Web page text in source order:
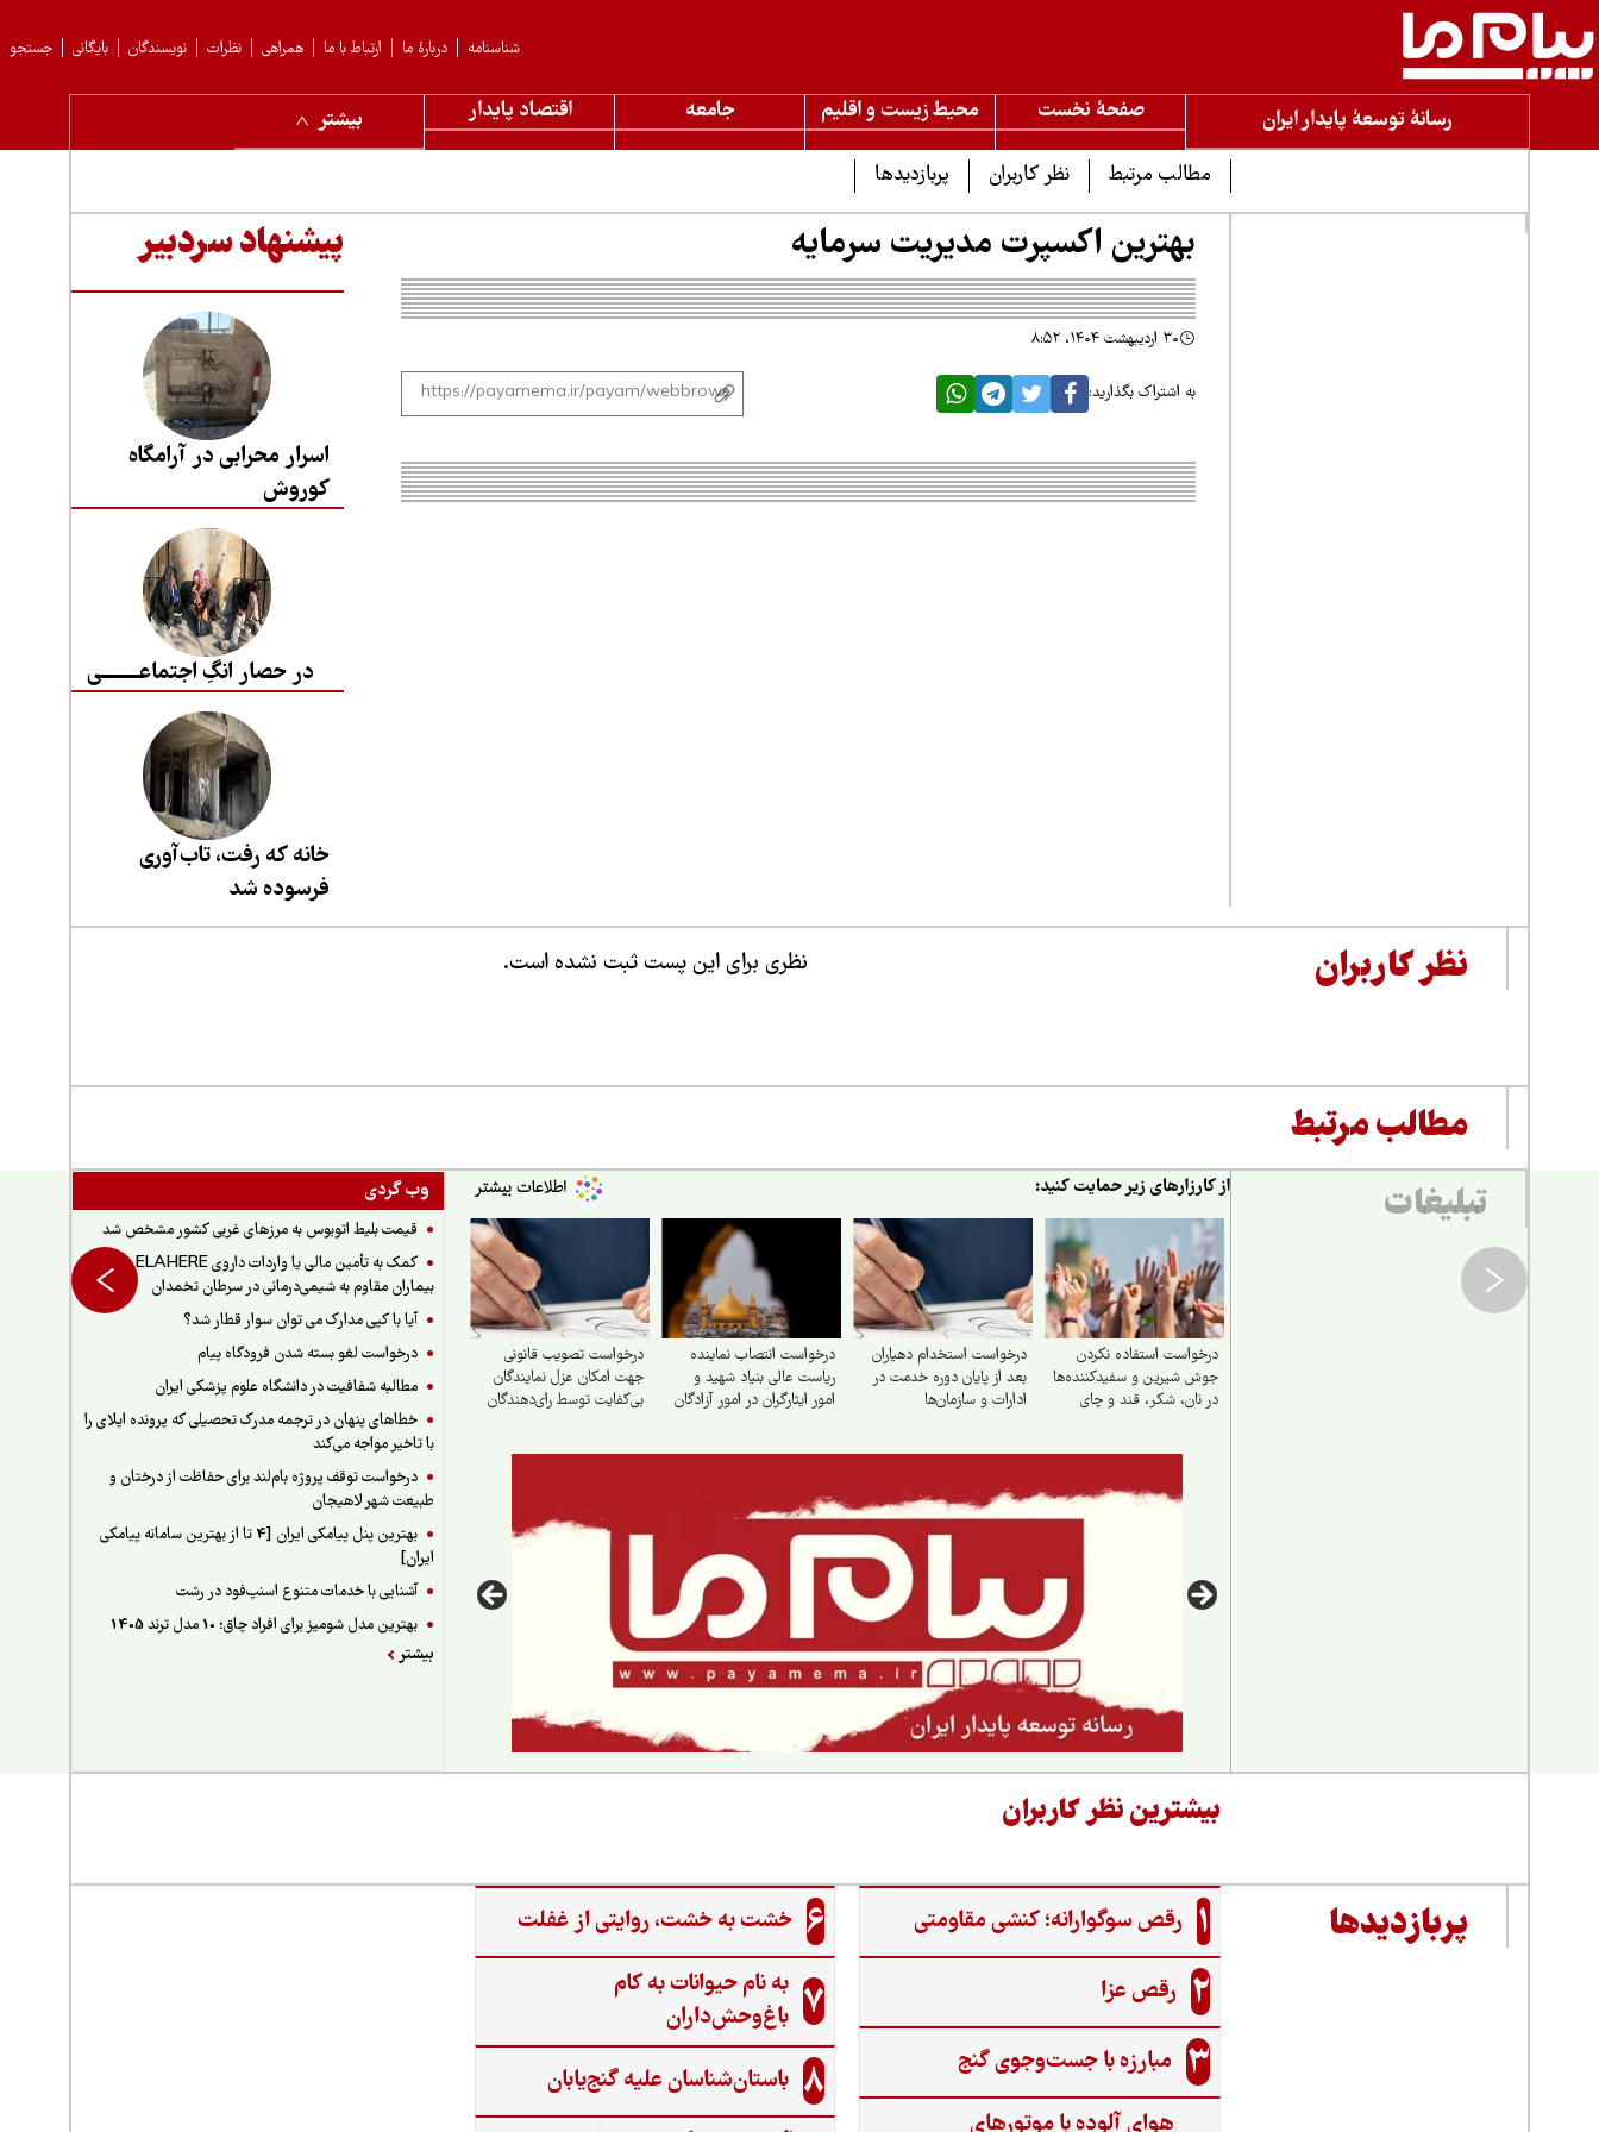
جستجو بایگانی نویسندگان نظرات همراهی ارتباط با ما دربارهٔ ما شناسنامه
رسانۀ توسعۀ پایدار ایران صفحۀ نخست محیط زیست و اقلیم جامعه اقتصاد پایدار
بیشتر
مطالب مرتبط
نظر کاربران پربازدیدها
بهترین اکسپرت مدیریت سرمایه
۳۰ اردیبهشت ۱۴۰۴، ۸:۵۲
به اشتراک بگذارید:
پیشنهاد سردبیر
اسرار محرابی در آرامگاه
کوروش
در حصار انگِ اجتماعــــــــی
خانه که رفت، تاب‌آوری
فرسوده شد
نظر کاربران نظری برای این پست ثبت نشده است.
مطالب مرتبط
تبلیغات
وب گردی
قیمت بلیط اتوبوس به مرزهای غربی کشور مشخص شد
کمک به تأمین مالی یا واردات داروی ELAHERE برای
بیماران مقاوم به شیمی‌درمانی در سرطان تخمدان
آیا با کپی مدارک می توان سوار قطار شد؟
درخواست لغو بسته شدن فرودگاه پیام
مطالبه شفافیت در دانشگاه علوم پزشکی ایران
خطاهای پنهان در ترجمه مدرک تحصیلی که پرونده اپلای را
با تاخیر مواجه می‌کند
درخواست توقف پروژه بام‌لند برای حفاظت از درختان و
طبیعت شهر لاهیجان
بهترین پنل پیامکی ایران [4 تا از بهترین سامانه پیامکی
ایران]
آشنایی با خدمات متنوع اسنپ‌فود در رشت
بهترین مدل شومیز برای افراد چاق؛ 10 مدل ترند 1405
بیشتر
از کارزارهای زیر حمایت کنید:
درخواست استفاده نکردن
جوش شیرین و سفیدکننده‌ها
در نان، شکر، قند و چای
درخواست استخدام دهیاران
بعد از پایان دوره خدمت در
ادارات و سازمان‌ها
درخواست انتصاب نماینده
ریاست عالی بنیاد شهید و
امور ایثارگران در امور آزادگان
درخواست تصویب قانونی
جهت امکان عزل نمایندگان
بی‌کفایت توسط رای‌دهندگان
بیشترین نظر کاربران
پربازدیدها 1 رقص سوگوارانه؛ کنشی مقاومتی
2 رقص عزا
3 مبارزه با جست‌وجوی گنج‌
هوای آلوده با موتورهای
6 خشت به خشت، روایتی از غفلت
7 به نام حیوانات به کام
باغ‌وحش‌داران
8 باستان‌شناسان علیه گنج‌یابان